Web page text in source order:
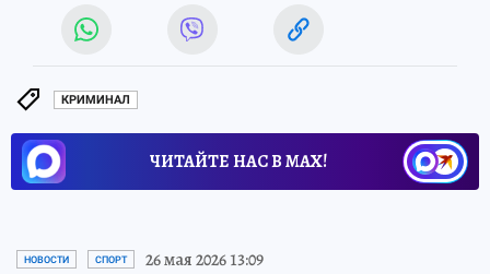
КРИМИНАЛ
ЧИТАЙТЕ НАС В МАХ!
НОВОСТИ СПОРТ 26 мая 2026 13:09